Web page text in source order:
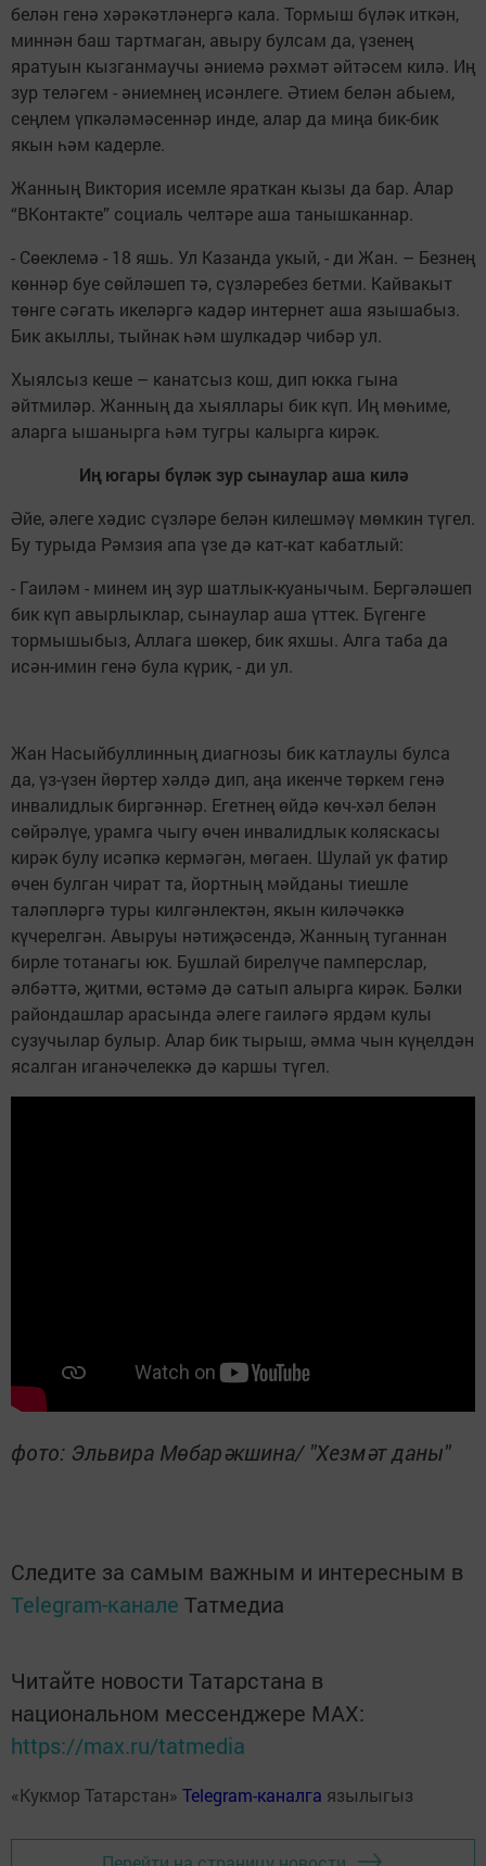
белән генә хәрәкәтләнергә кала. Тормыш бүләк иткән,
миннән баш тартмаган, авыру булсам да, үзенең
яратуын кызганмаучы әниемә рәхмәт әйтәсем килә. Иң
зур теләгем - әниемнең исәнлеге. Әтием белән абыем,
сеңлем үпкәләмәсеннәр инде, алар да миңа бик-бик
якын һәм кадерле.
Жанның Виктория исемле яраткан кызы да бар. Алар
“ВКонтакте” социаль челтәре аша танышканнар.
- Сөеклемә - 18 яшь. Ул Казанда укый, - ди Жан. – Безнең
көннәр буе сөйләшеп тә, сүзләребез бетми. Кайвакыт
төнге сәгать икеләргә кадәр интернет аша язышабыз.
Бик акыллы, тыйнак һәм шулкадәр чибәр ул.
Хыялсыз кеше – канатсыз кош, дип юкка гына
әйтмиләр. Жанның да хыяллары бик күп. Иң мөһиме,
аларга ышанырга һәм тугры калырга кирәк.
Иң югары бүләк зур сынаулар аша килә
Әйе, әлеге хәдис сүзләре белән килешмәү мөмкин түгел.
Бу турыда Рәмзия апа үзе дә кат-кат кабатлый:
- Гаиләм - минем иң зур шатлык-куанычым. Бергәләшеп
бик күп авырлыклар, сынаулар аша үттек. Бүгенге
тормышыбыз, Аллага шөкер, бик яхшы. Алга таба да
исән-имин генә була күрик, - ди ул.
Жан Насыйбуллинның диагнозы бик катлаулы булса
да, үз-үзен йөртер хәлдә дип, аңа икенче төркем генә
инвалидлык биргәннәр. Егетнең өйдә көч-хәл белән
сөйрәлүе, урамга чыгу өчен инвалидлык коляскасы
кирәк булу исәпкә кермәгән, мөгаен. Шулай ук фатир
өчен булган чират та, йортның мәйданы тиешле
таләпләргә туры килгәнлектән, якын киләчәккә
күчерелгән. Авыруы нәтиҗәсендә, Жанның туганнан
бирле тотанагы юк. Бушлай бирелүче памперслар,
әлбәттә, җитми, өстәмә дә сатып алырга кирәк. Бәлки
райондашлар арасында әлеге гаиләгә ярдәм кулы
сузучылар булыр. Алар бик тырыш, әмма чын күңелдән
ясалган иганәчелеккә дә каршы түгел.
фото: Эльвира Мөбарәкшина/ "Хезмәт даны"
Следите за самым важным и интересным в
Telegram-канале Татмедиа
Читайте новости Татарстана в
национальном мессенджере MАХ:
https://max.ru/tatmedia
«Кукмор Татарстан» Telegram-каналга язылыгыз